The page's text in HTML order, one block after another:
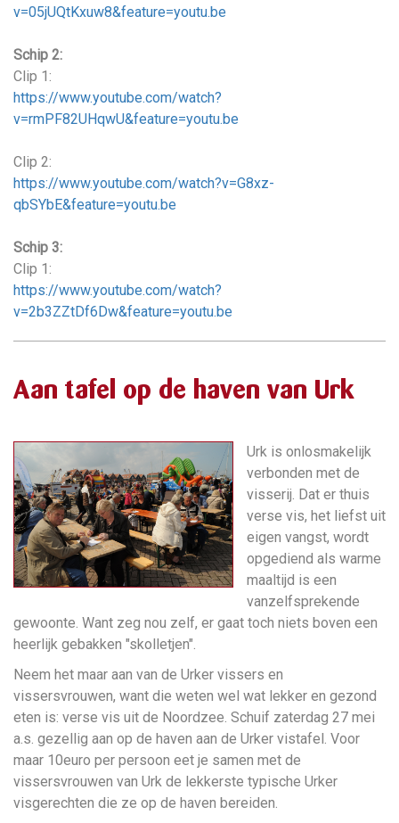
v=05jUQtKxuw8&feature=youtu.be
Schip 2:
Clip 1:
https://www.youtube.com/watch?
v=rmPF82UHqwU&feature=youtu.be
Clip 2:
https://www.youtube.com/watch?v=G8xz-
qbSYbE&feature=youtu.be
Schip 3:
Clip 1:
https://www.youtube.com/watch?
v=2b3ZZtDf6Dw&feature=youtu.be
Aan tafel op de haven van Urk
Urk is onlosmakelijk
verbonden met de
visserij. Dat er thuis
verse vis, het liefst uit
eigen vangst, wordt
opgediend als warme
maaltijd is een
vanzelfsprekende
gewoonte. Want zeg nou zelf, er gaat toch niets boven een
heerlijk gebakken "skolletjen".
Neem het maar aan van de Urker vissers en
vissersvrouwen, want die weten wel wat lekker en gezond
eten is: verse vis uit de Noordzee. Schuif zaterdag 27 mei
a.s. gezellig aan op de haven aan de Urker vistafel. Voor
maar 10euro per persoon eet je samen met de
vissersvrouwen van Urk de lekkerste typische Urker
visgerechten die ze op de haven bereiden.